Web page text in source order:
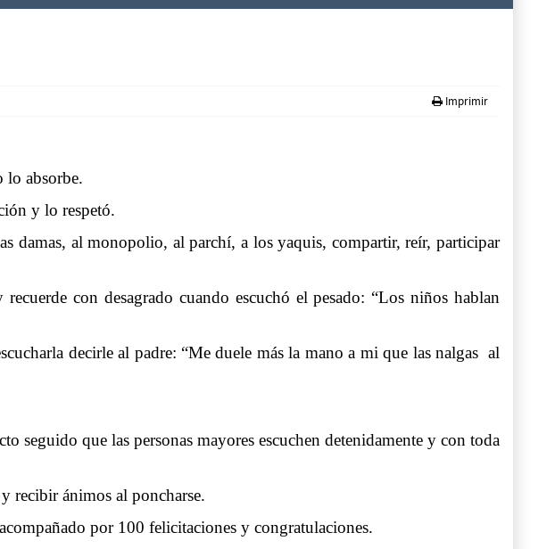
Imprimir
lo absorbe.
y lo respetó.
damas, al monopolio, al parchí, a los yaquis, compartir, reír, participar
con desagrado cuando escuchó el pesado: “Los niños hablan
decirle al padre: “Me duele más la mano a mi que las nalgas al
seguido que las personas mayores escuchen detenidamente y con toda
recibir ánimos al poncharse.
por 100 felicitaciones y congratulaciones.